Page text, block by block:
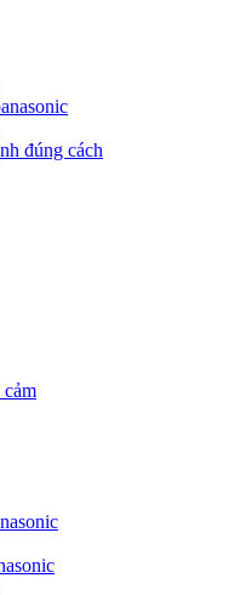
đúng cách
cảm